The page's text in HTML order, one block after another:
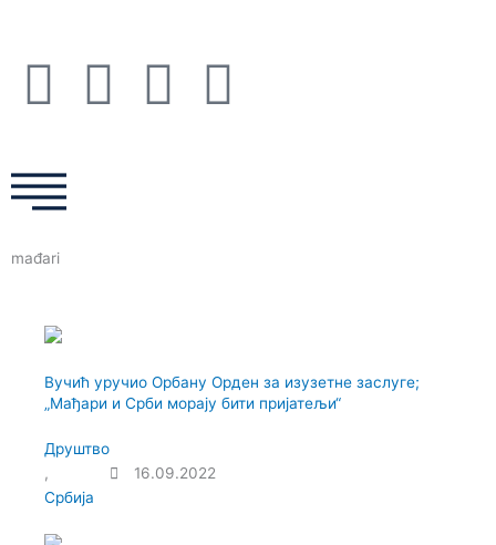
F
c
e
o
o
k
I
g
r
a
T
e
r
Y
b
e
mađari
Вучић уручио Орбану Орден за изузетне заслуге;
„Мађари и Срби морају бити пријатељи“
Друштво
,
Србија
16.09.2022